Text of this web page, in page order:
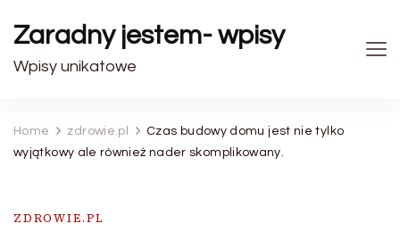
Zaradny jestem- wpisy
Wpisy unikatowe
Home zdrowie.pl
Czas budowy domu jest nie tylko
wyjątkowy ale również nader skomplikowany.
ZDROWIE.PL